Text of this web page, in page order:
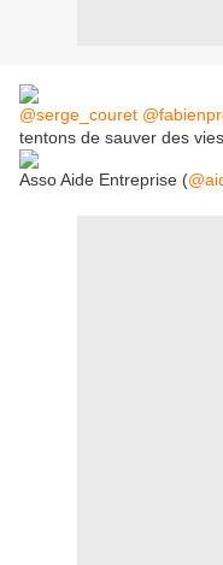
@serge_couret
tentons de sauver des vies
Asso Aide Entreprise (